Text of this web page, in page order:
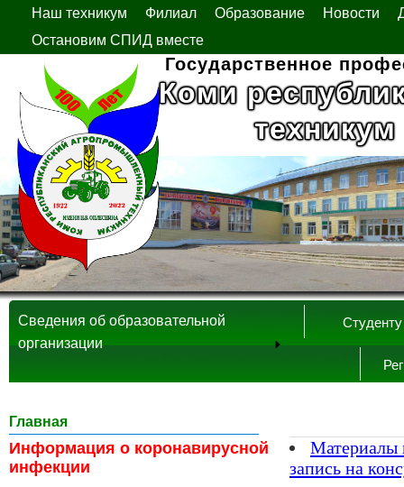
Наш техникум Филиал Образование Новости
Остановим СПИД вместе
Государственное
Коми
Студенту
Сведения об образовательной
организации
Главная
Информация о коронавирусной
инфекции
Материалы
запись на